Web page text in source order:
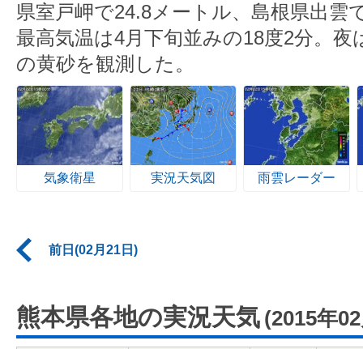
県室戸岬で24.8メートル、島根県出雲
最高気温は4月下旬並みの18度2分。夜
の黄砂を観測した。
気象衛星 実況天気図 雨雲レーダー
前日(02月21日)
熊本県各地の実況天気 (2015年